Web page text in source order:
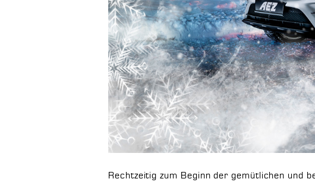
Rechtzeitig zum Beginn der gemütlichen und